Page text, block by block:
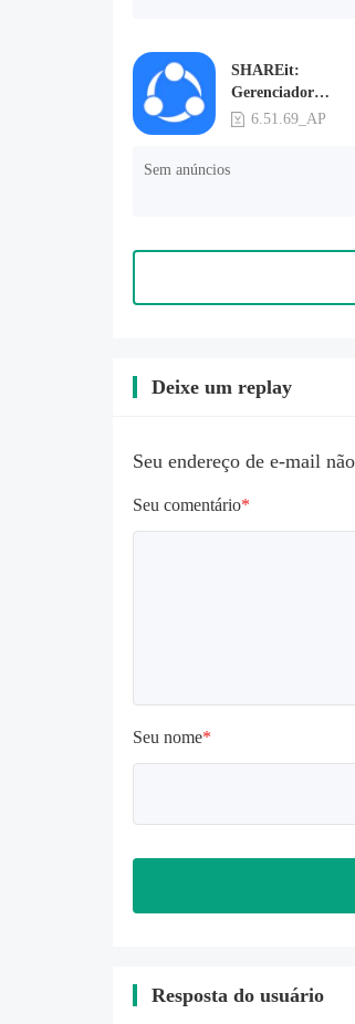
SHAREit:
Gerenciador
Arquivos
6.51.69_AP
Sem anúncios
Deixe um replay
Seu endereço de e-mail
Seu comentário*
Seu nome*
Resposta do usuário